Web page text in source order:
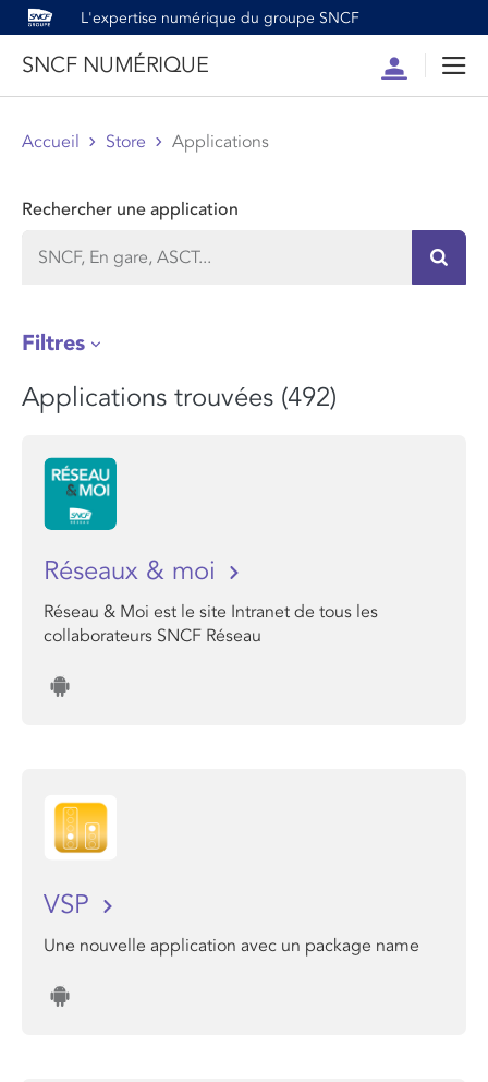
L'expertise numérique du groupe SNCF
SNCF NUMÉRIQUE
Compte
Accueil Store Applications
Rechercher une application
Filtres
Applications trouvées (492)
Réseaux & moi
Réseau & Moi est le site Intranet de tous les
collaborateurs SNCF Réseau
VSP
Une nouvelle application avec un package name